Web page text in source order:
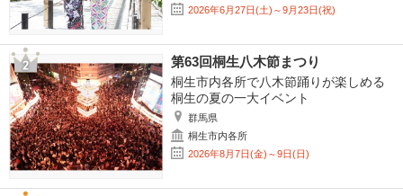
2026年6月27日(土)～9月23日(祝)
第63回桐生八木節まつり
桐生市内各所で八木節踊りが楽しめる
桐生の夏の一大イベント
群馬県
桐生市内各所
2026年8月7日(金)～9日(日)